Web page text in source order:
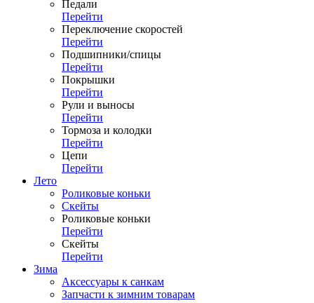
Педали
Перейти
Переключение скоростей
Перейти
Подшипники/спицы
Перейти
Покрышки
Перейти
Рули и выносы
Перейти
Тормоза и колодки
Перейти
Цепи
Перейти
Лето
Роликовые коньки
Скейты
Роликовые коньки
Перейти
Скейты
Перейти
Зима
Аксессуары к санкам
Запчасти к зимним товарам